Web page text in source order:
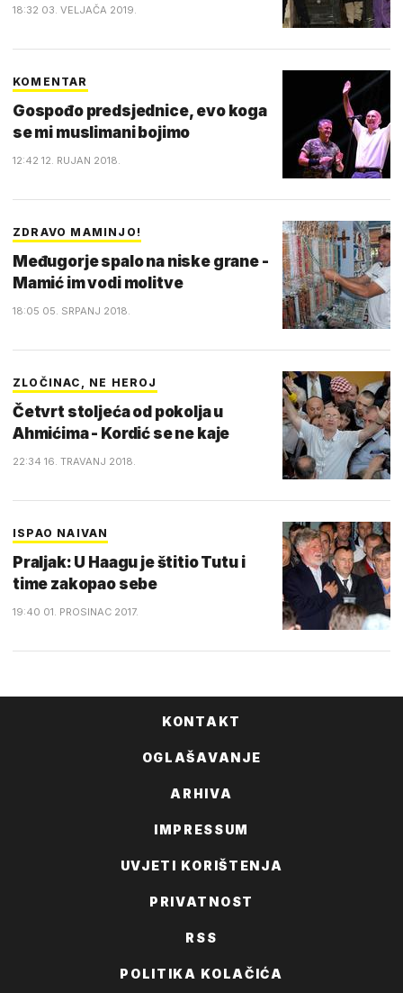
18:32 03. VELJAČA 2019.
KOMENTAR
Gospođo predsjednice, evo koga
se mi muslimani bojimo
12:42 12. RUJAN 2018.
ZDRAVO MAMINJO!
Međugorje spalo na niske grane -
Mamić im vodi molitve
18:05 05. SRPANJ 2018.
ZLOČINAC, NE HEROJ
Četvrt stoljeća od pokolja u
Ahmićima - Kordić se ne kaje
22:34 16. TRAVANJ 2018.
ISPAO NAIVAN
Praljak: U Haagu je štitio Tutu i
time zakopao sebe
19:40 01. PROSINAC 2017.
KONTAKT
OGLAŠAVANJE
ARHIVA
IMPRESSUM
UVJETI KORIŠTENJA
PRIVATNOST
RSS
POLITIKA KOLAČIĆA